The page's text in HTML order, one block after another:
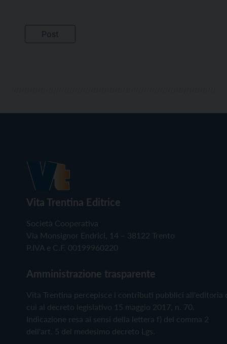
Vita Trentina Editrice
Società Cooperativa
Via Monsignor Endrici, 14 – 38122 Trento
P.IVA e C.F. 00199960220
Amministrazione trasparente
Vita Trentina percepisce i contributi pubblici all'editoria
cui al decreto legislativo 15 maggio 2017, n. 70.
Indicazione resa ai sensi della lettera f) del comma 2
dell'art. 5 del medesimo decreto Lgs.